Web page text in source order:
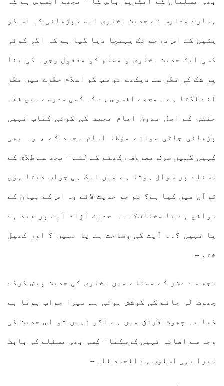
ہمارے مدارس نے حدیث بخاری ایسے پڑھائی کہ اس کو
یقین کے اس درجے تک پہنچا دیا گیا ہے کہ اگر کوئی
کسی ایک حدیث بخاری و مسلم کو معقول وجوہ کی بنا
پر شک کی نظر سے دیکھے تو سب کو اسلام خطرے میں نظر
آنے لگتا ہے ۔ مجھے افسوس ہے کہ کسی مدرسے میں فقہ
حنفی کے اصل مدون امام محمد کی کوئی کتاب نہیں
پڑھائی جاتی سوائے مؤطا امام محمد کے ، وہ بھی
کہیں کہیں صرف مصروف رکھنے کے لئے – مجھ سے طلاق کے
مسئلے پر سوال ہوتا ہے میں ایک ہی جواب دیتا ہوں
قرآن میں کیا ہے؟ تم جو حدیث لائے وہ اس کے بیان کے
موافق ہے یا مخالف؟۔۔۔ حدیث آزاد آیت پر قید ہے
یا نہیں ؟۔۔ آیت کی وضاحت ہے یا نہیں ؟ اور کھیل
ختم –
مجھ سے عشر کے مسئلے میں بخاری کی حدیث پیش کرکے
چھوٹ لی جانے کی کوشش ہوتی ہے میرا جواب ہوتا ہے
کیا یہ چھوٹ قرآن میں ہے اگر نہیں تو اس حدیث کی
وجہ سے اضافہ نہیں کرسکتا – کسی بھی مسئلے کی بابت
میرا یہی اسلوب ہے الحمد للہ –